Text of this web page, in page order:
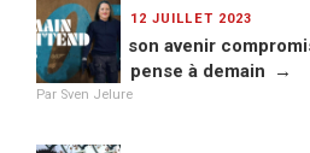
12 JUILLET 2023
son avenir
pense à demain
Par Sven Jelure